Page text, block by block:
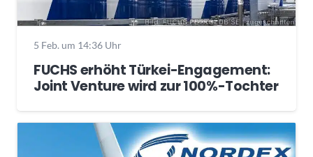
5 Feb. um 14:36 Uhr
FUCHS erhöht Türkei-Engagement:
Joint Venture wird zur 100%-Tochter